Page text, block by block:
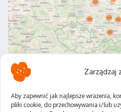
Zarządzaj
Aby zapewnić jak najlepsze wrażenia,
pliki cookie, do przechowywania i/lub